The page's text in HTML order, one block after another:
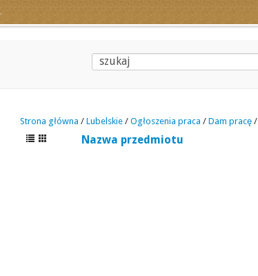
Strona główna / Lubelskie / Ogłoszenia praca / Dam pracę /
Nazwa przedmiotu